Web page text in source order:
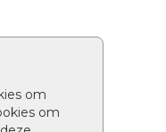
om
om